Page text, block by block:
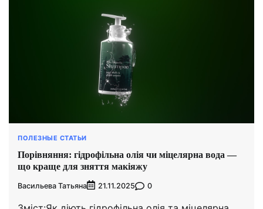
ПОЛЕЗНЫЕ СТАТЬИ
Порівняння: гідрофільна олія чи міцелярна вода —
що краще для зняття макіяжу
Васильева Татьяна 21.11.2025 0